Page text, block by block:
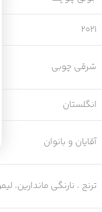
2021
شرقی چوبی
انگلستان
آقایان و بانوان
ترنج ، نارنگی ماندارین،